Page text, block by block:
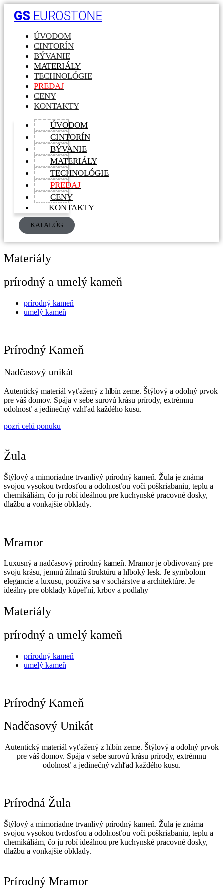
GS EUROSTONE
ÚVODOM
CINTORÍN
BÝVANIE
MATERIÁLY
TECHNOLÓGIE
PREDAJ
CENY
KONTAKTY
ÚVODOM
CINTORÍN
BÝVANIE
MATERIÁLY
TECHNOLÓGIE
PREDAJ
CENY
KONTAKTY
KATALÓG
Materiály
prírodný a umelý kameň
prírodný kameň
umelý kameň
Prírodný Kameň
Nadčasový unikát
Autentický materiál vyťažený z hlbín zeme. Štýlový a odolný prvok
pre váš domov. Spája v sebe surovú krásu prírody, extrémnu
odolnosť a jedinečný vzhľad každého kusu.
pozri celú ponuku
Žula
Štýlový a mimoriadne trvanlivý prírodný kameň. Žula je známa
svojou vysokou tvrdosťou a odolnosťou voči poškriabaniu, teplu a
chemikáliám, čo ju robí ideálnou pre kuchynské pracovné dosky,
dlažbu a vonkajšie obklady.
Mramor
Luxusný a nadčasový prírodný kameň. Mramor je obdivovaný pre
svoju krásu, jemnú žilnatú štruktúru a hlboký lesk. Je symbolom
elegancie a luxusu, používa sa v sochárstve a architektúre. Je
ideálny pre obklady kúpeľní, krbov a podlahy
Materiály
prírodný a umelý kameň
prírodný kameň
umelý kameň
Prírodný Kameň
Nadčasový Unikát
Autentický materiál vyťažený z hlbín zeme. Štýlový a odolný prvok
pre váš domov. Spája v sebe surovú krásu prírody, extrémnu
odolnosť a jedinečný vzhľad každého kusu.
Prírodná Žula
Štýlový a mimoriadne trvanlivý prírodný kameň. Žula je známa
svojou vysokou tvrdosťou a odolnosťou voči poškriabaniu, teplu a
chemikáliám, čo ju robí ideálnou pre kuchynské pracovné dosky,
dlažbu a vonkajšie obklady.
Prírodný Mramor